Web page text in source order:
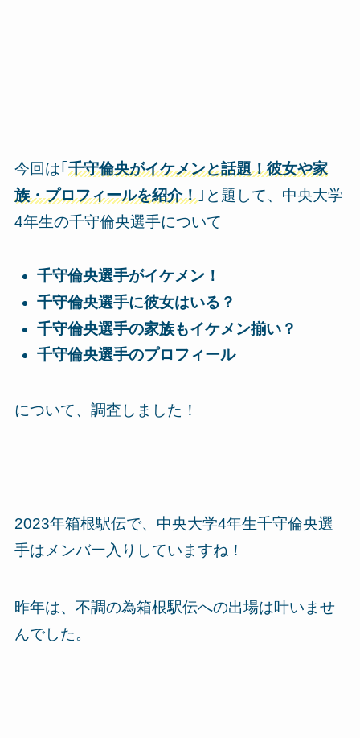
今回は｢ 千守倫央がイケメンと話題！彼女や家
族・プロフィールを紹介！ ｣と題して、 中央大学
4年生の千守倫央選手について
千守倫央選手がイケメン！
千守倫央選手に彼女はいる？
千守倫央選手の家族もイケメン揃い？
千守倫央選手のプロフィール
について、調査しました！
2023年箱根駅伝で、中央大学4年生千守倫央選
手はメンバー入りしていますね！
昨年は、不調の為箱根駅伝への出場は叶いませ
んでした。